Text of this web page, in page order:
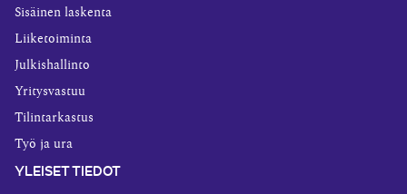
Sisäinen laskenta
Liiketoiminta
Julkishallinto
Yritysvastuu
Tilintarkastus
Työ ja ura
YLEISET TIEDOT